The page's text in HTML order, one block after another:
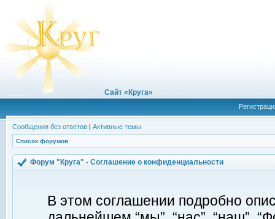
Сайт «Круга»
Сообщения без ответов | Активные темы
Список форумов
Форум "Круга" - Соглашение о конфиденциальности
В этом соглашении подробно